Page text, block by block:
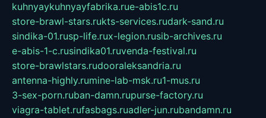
kuhnyaykuhnyayfabrika.rue-abis1c.ru
store-brawl-stars.rukts-services.rudark-sand.ru
sindika-01.rusp-life.rux-legion.rusib-archives.ru
e-abis-1-c.rusindika01.ruvenda-festival.ru
store-brawlstars.rudooraleksandria.ru
antenna-highly.rumine-lab-msk.ru1-mus.ru
3-sex-porn.ruban-damn.rupurse-factory.ru
viagra-tablet.rufasbags.ruadler-jun.rubandamn.ru